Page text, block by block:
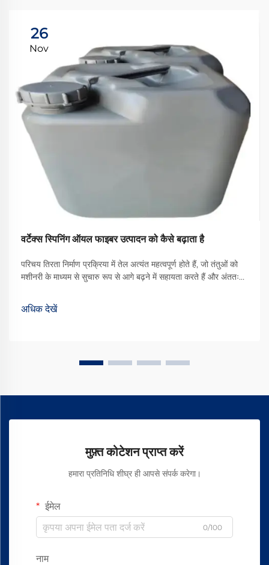
26
Nov
वर्टेक्स स्पिनिंग ऑयल फाइबर उत्पादन को कैसे बढ़ाता है
परिचय तिरता निर्माण प्रक्रिया में तेल अत्यंत महत्वपूर्ण होते हैं, जो तंतुओं को
मशीनरी के माध्यम से सुचारु रूप से आगे बढ़ने में सहायता करते हैं और अंततः
वॉर्टेक्स स्पिनिंग ऑयल एक प्रकार का ... बन गया है
अधिक देखें
मुफ़्त कोटेशन प्राप्त करें
हमारा प्रतिनिधि शीघ्र ही आपसे संपर्क करेगा।
ईमेल
0/100
नाम